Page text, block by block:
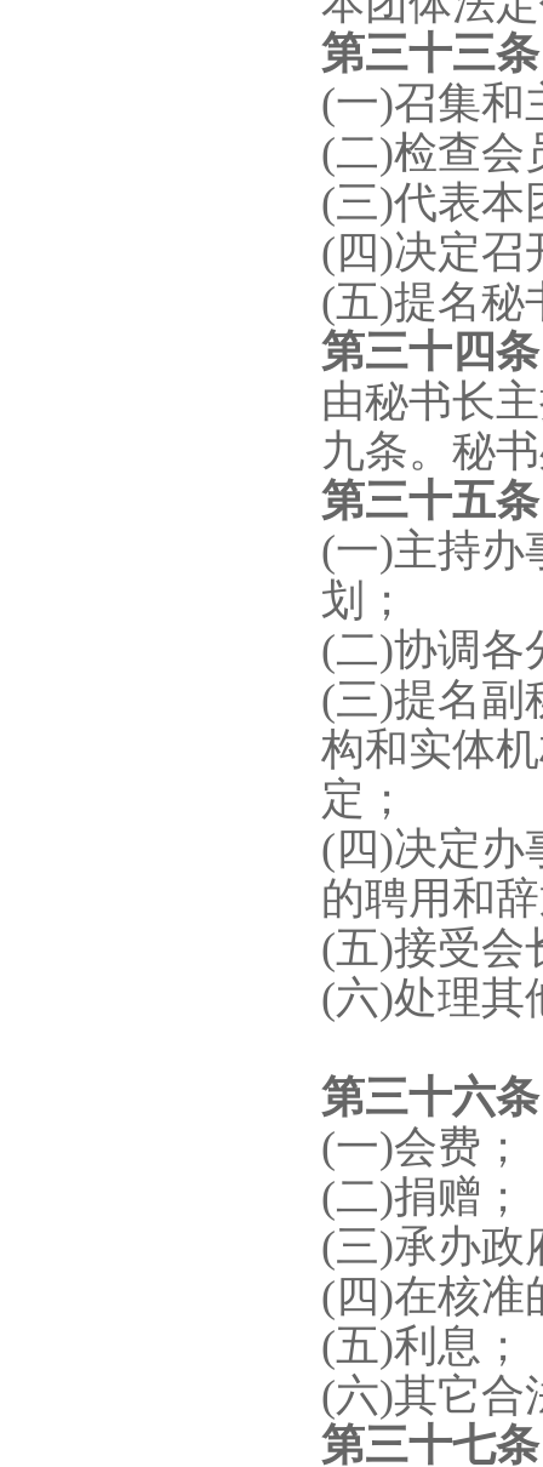
第三十三
(一)召集和
(二)检查会
(三)代表本
(四)决定召
(五)提名秘
第三十 四条
由秘书长
九条。秘
第三十五
(一)主持办
划；
(二)协调各
(三)提名副
构和实体
定；
(四)决定办
的聘用和
(五)接受会
(六)处理其
第三十六
(一)会费；
(二)捐赠；
(三)承办政
(四)在核准
(五)利息；
(六)其它合
第三十七